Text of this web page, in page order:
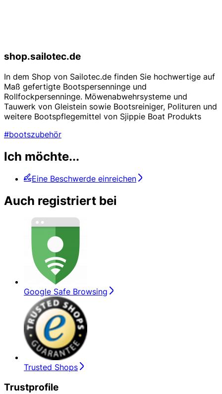
shop.sailotec.de
In dem Shop von Sailotec.de finden Sie hochwertige auf
Maß gefertigte Bootspersenninge und
Rollfockpersenninge. Möwenabwehrsysteme und
Tauwerk von Gleistein sowie Bootsreiniger, Polituren und
weitere Bootspflegemittel von Sjippie Boat Produkts
#bootszubehör
Ich möchte...
Eine Beschwerde einreichen
Auch registriert bei
Google Safe Browsing
Trusted Shops
Trustprofile